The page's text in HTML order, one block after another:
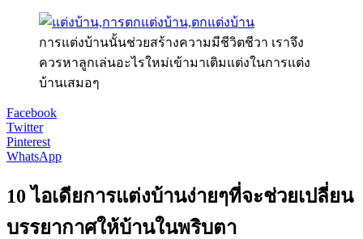
การแต่งบ้านนั้นช่วยสร้างความมีชีวิตชีวา เราจึง
ควรหาลูกเล่นอะไรใหม่เข้ามาเติมแต่งในการแต่ง
บ้านเสมอๆ
Facebook
Twitter
Pinterest
WhatsApp
10 ไอเดียการแต่งบ้านง่ายๆที่จะช่วยเปลี่ยน
บรรยากาศให้บ้านในพริบตา